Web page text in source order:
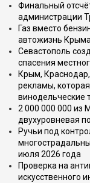
Финальный
администрации
Газ вместо
автожизнь
Севастополь
спасения
Крым,
рекламы,
винодельческие
2 000 000 000 из
двухуровневая
Ручьи под
июля 2026 года
Проверка на
искусственного